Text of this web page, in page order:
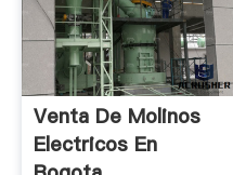
Venta De Molinos
Electricos En